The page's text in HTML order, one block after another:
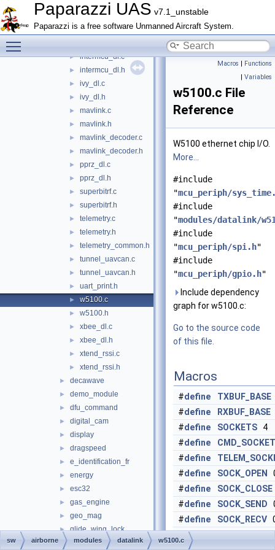
Paparazzi UAS v7.1_unstable
Paparazzi is a free software Unmanned Aircraft System.
frsky_x.c
► frsky_x.h
► gec_dl.c
► intermcu_dl.c
► intermcu_dl.h
► ivy_dl.c
► ivy_dl.h
► mavlink.c
► mavlink.h
► mavlink_decoder.c
► mavlink_decoder.h
► pprz_dl.c
► pprz_dl.h
► superbitrf.c
► superbitrf.h
► telemetry.c
► telemetry.h
► telemetry_common.h
► tunnel_uavcan.c
► tunnel_uavcan.h
► uart_print.h
► w5100.c
► w5100.h
► xbee_dl.c
► xbee_dl.h
► xtend_rssi.c
► xtend_rssi.h
► decawave
► demo_module
► dfu_command
► digital_cam
► display
► dragspeed
► e_identification_fr
► energy
► esc32
► gas_engine
► geo_mag
► glide_wing_lock
► gpio_ext
Macros | Functions
| Variables
w5100.c File
Reference
W5100 ethernet chip I/O.
More...
#include
"mcu_periph/
#include
"modules/datalink/
#include
"mcu_periph/spi.h"
#include
"mcu_periph/gpio.h"
Include dependency
graph for w5100.c:
Go to the source code
of this file.
Macros
#define TXBUF_BASE
#define RXBUF_BASE
#define SOCKETS 4
#define
CMD_SOCKET
#define
#define SOCK_OPEN
#define SOCK_CLOSE
#define SOCK_SEND
#define SOCK_RECV
define
sw airborne modules datalink w5100.c